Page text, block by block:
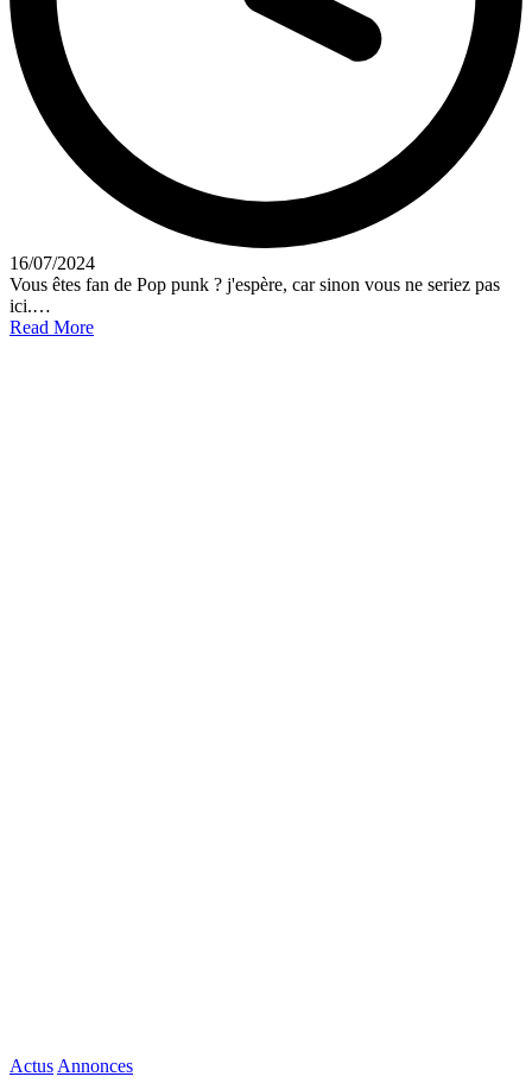
16/07/2024
Vous êtes fan de Pop punk ? j'espère, car sinon vous ne seriez pas
ici.…
Read More
Posted
Actus Annonces